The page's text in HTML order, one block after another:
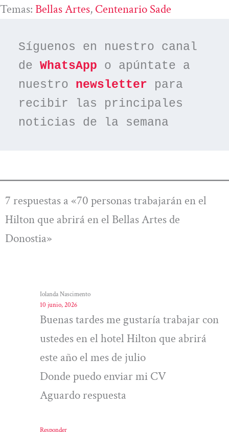
Temas: Bellas Artes, Centenario Sade
Síguenos en nuestro canal
de WhatsApp o apúntate a
nuestro newsletter para
recibir las principales
noticias de la semana
7 respuestas a «70 personas trabajarán en el
Hilton que abrirá en el Bellas Artes de
Donostia»
Iolanda Nascimento
10 junio, 2026
Buenas tardes me gustaría trabajar con
ustedes en el hotel Hilton que abrirá
este año el mes de julio
Donde puedo enviar mi CV
Aguardo respuesta